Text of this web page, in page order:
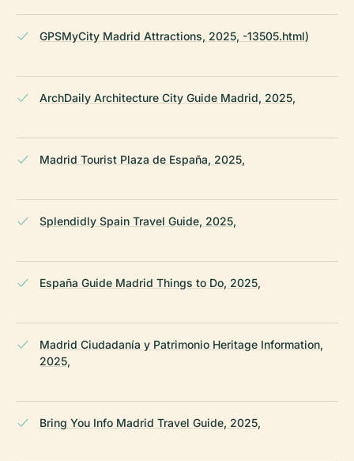
GPSMyCity Madrid Attractions, 2025, -13505.html)
ArchDaily Architecture City Guide Madrid, 2025,
Madrid Tourist Plaza de España, 2025,
Splendidly Spain Travel Guide, 2025,
España Guide Madrid Things to Do, 2025,
Madrid Ciudadanía y Patrimonio Heritage Information,
2025,
Bring You Info Madrid Travel Guide, 2025,